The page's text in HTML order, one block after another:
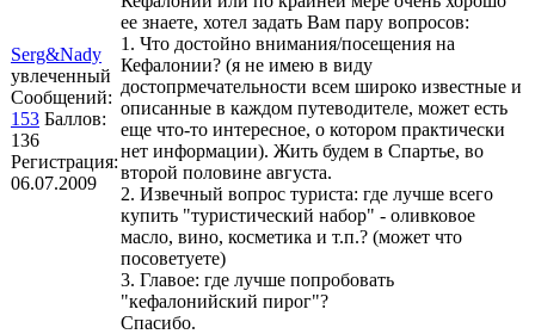
Serg&Nady
увлеченный
Сообщений:
153 Баллов:
136
Регистрация:
06.07.2009
ее знаете, хотел задать Вам пару вопросов:
1. Что достойно внимания/посещения на
Кефалонии? (я не имею в виду
достопрмечательности всем широко известные и
описанные в каждом путеводителе, может есть
еще что-то интересное, о котором практически
нет информации). Жить будем в Спартье, во
второй половине августа.
2. Извечный вопрос туриста: где лучше всего
купить "туристический набор" - оливковое
масло, вино, косметика и т.п.? (может что
посоветуете)
3. Главое: где лучше попробовать
"кефалонийский пирог"?
Спасибо.